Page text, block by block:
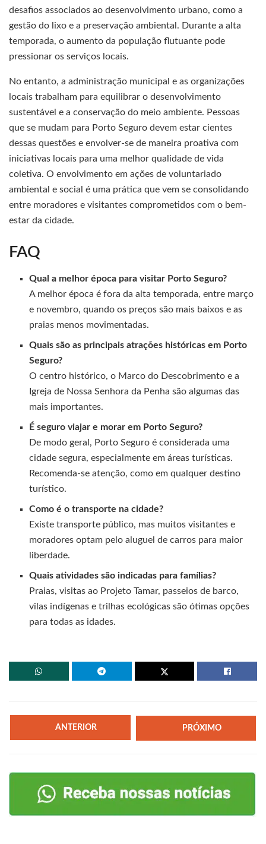
desafios associados ao desenvolvimento urbano, como a
gestão do lixo e a preservação ambiental. Durante a alta
temporada, o aumento da população flutuante pode
pressionar os serviços locais.
No entanto, a administração municipal e as organizações
locais trabalham para equilibrar o desenvolvimento
sustentável e a conservação do meio ambiente. Pessoas
que se mudam para Porto Seguro devem estar cientes
dessas questões e envolver-se de maneira proativa com
iniciativas locais para uma melhor qualidade de vida
coletiva. O envolvimento em ações de voluntariado
ambiental e social é uma prática que vem se consolidando
entre moradores e visitantes comprometidos com o bem-
estar da cidade.
FAQ
Qual a melhor época para visitar Porto Seguro?
A melhor época é fora da alta temporada, entre março
e novembro, quando os preços são mais baixos e as
praias menos movimentadas.
Quais são as principais atrações históricas em Porto
Seguro?
O centro histórico, o Marco do Descobrimento e a
Igreja de Nossa Senhora da Penha são algumas das
mais importantes.
É seguro viajar e morar em Porto Seguro?
De modo geral, Porto Seguro é considerada uma
cidade segura, especialmente em áreas turísticas.
Recomenda-se atenção, como em qualquer destino
turístico.
Como é o transporte na cidade?
Existe transporte público, mas muitos visitantes e
moradores optam pelo aluguel de carros para maior
liberdade.
Quais atividades são indicadas para famílias?
Praias, visitas ao Projeto Tamar, passeios de barco,
vilas indígenas e trilhas ecológicas são ótimas opções
para todas as idades.
ANTERIOR PRÓXIMO